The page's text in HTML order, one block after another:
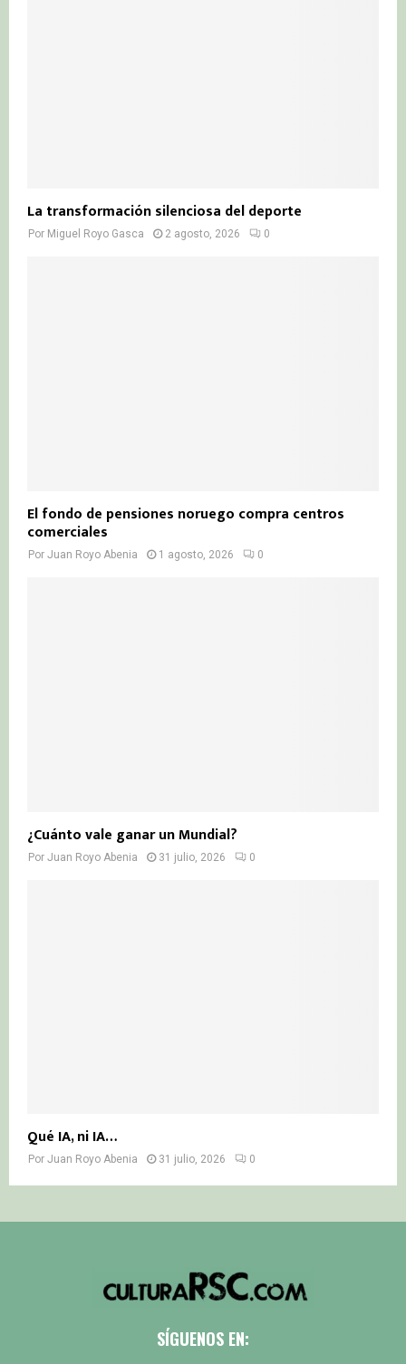
La transformación silenciosa del deporte
Por Miguel Royo Gasca 2 agosto, 2026 0
El fondo de pensiones noruego compra centros
comerciales
Por Juan Royo Abenia 1 agosto, 2026 0
¿Cuánto vale ganar un Mundial?
Por Juan Royo Abenia 31 julio, 2026 0
Qué IA, ni IA…
Por Juan Royo Abenia 31 julio, 2026 0
SÍGUENOS EN: